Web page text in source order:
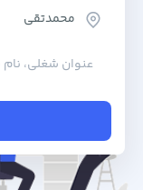
محمدتقی